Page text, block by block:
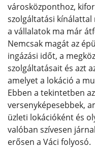
városközponthoz,
szolgáltatási
a vállalatok ma már
Nemcsak magát az
ingázási időt, a
szolgáltatásait és azt
amelyet a lokáció a
Ebben a tekintetben
versenyképesebbek,
üzleti lokációként és
valóban szívesen
erősen a Váci folyosó.